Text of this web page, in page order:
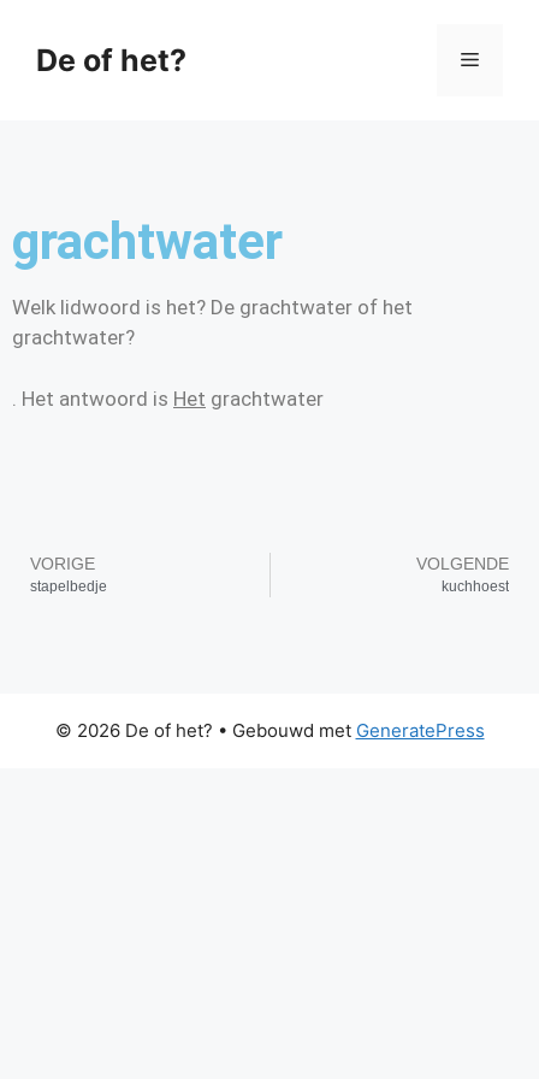
De of het?
grachtwater
Welk lidwoord is het? De grachtwater of het
grachtwater?
. Het antwoord is Het grachtwater
VORIGE
stapelbedje
VOLGENDE
kuchhoest
© 2026 De of het? • Gebouwd met GeneratePress